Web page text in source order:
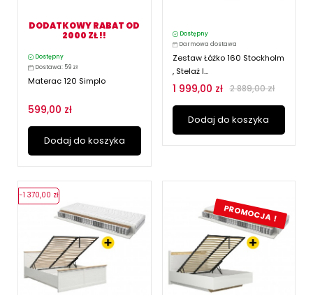
DODATKOWY RABAT OD
2000 ZŁ !!
Dostępny
Dostawa: 59 zł
Materac 120 Simplo
599,00 zł
Dodaj do koszyka
Dostępny
Darmowa dostawa
Zestaw Łóżko 160 Stockholm
, Stelaż I...
1 999,00 zł 2 889,00 zł
Dodaj do koszyka
-1 370,00 zł
PROMOCJA !